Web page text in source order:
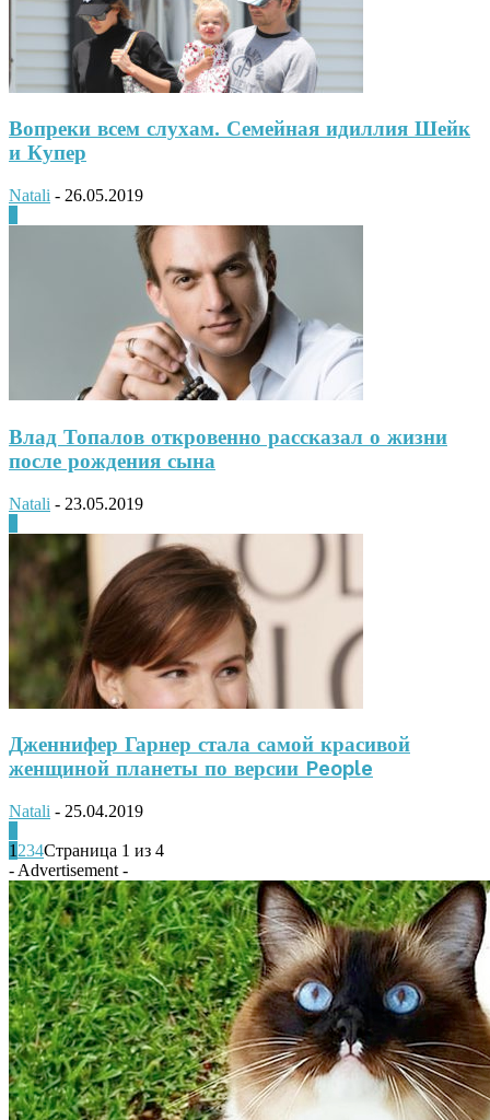
Вопреки всем слухам. Семейная идиллия Шейк
и Купер
Natali - 26.05.2019
Влад Топалов откровенно рассказал о жизни
после рождения сына
Natali - 23.05.2019
Дженнифер Гарнер стала самой красивой
женщиной планеты по версии People
Natali - 25.04.2019
1 234Страница 1 из 4
- Advertisement -